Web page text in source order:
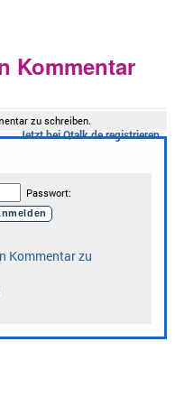
Kommentar